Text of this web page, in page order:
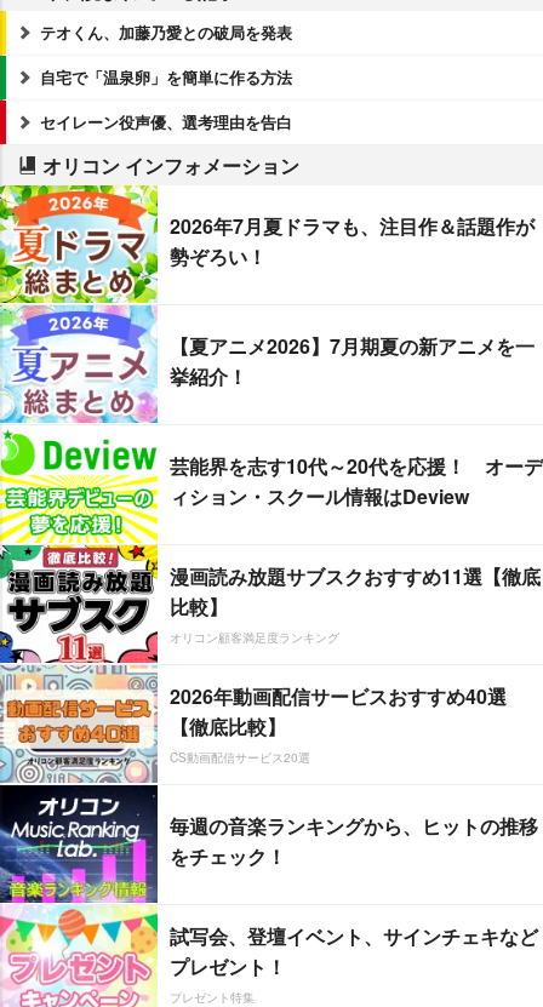
テオくん、加藤乃愛との破局を発表
自宅で「温泉卵」を簡単に作る方法
セイレーン役声優、選考理由を告白
オリコン インフォメーション
2026年7月夏ドラマも、注目作＆話題作が
勢ぞろい！
【夏アニメ2026】7月期夏の新アニメを一
挙紹介！
芸能界を志す10代～20代を応援！ オーデ
ィション・スクール情報はDeview
漫画読み放題サブスクおすすめ11選【徹底
比較】
オリコン顧客満足度ランキング
2026年動画配信サービスおすすめ40選
【徹底比較】
CS動画配信サービス20選
毎週の音楽ランキングから、ヒットの推移
をチェック！
試写会、登壇イベント、サインチェキなど
プレゼント！
プレゼント特集